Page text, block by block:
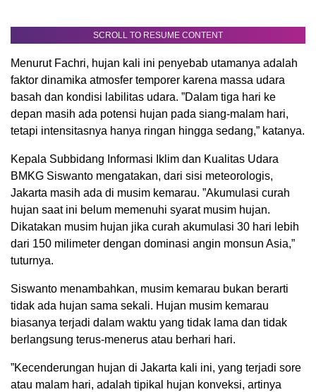
SCROLL TO RESUME CONTENT
Menurut Fachri, hujan kali ini penyebab utamanya adalah
faktor dinamika atmosfer temporer karena massa udara
basah dan kondisi labilitas udara. ”Dalam tiga hari ke
depan masih ada potensi hujan pada siang-malam hari,
tetapi intensitasnya hanya ringan hingga sedang,” katanya.
Kepala Subbidang Informasi Iklim dan Kualitas Udara
BMKG Siswanto mengatakan, dari sisi meteorologis,
Jakarta masih ada di musim kemarau. ”Akumulasi curah
hujan saat ini belum memenuhi syarat musim hujan.
Dikatakan musim hujan jika curah akumulasi 30 hari lebih
dari 150 milimeter dengan dominasi angin monsun Asia,”
tuturnya.
Siswanto menambahkan, musim kemarau bukan berarti
tidak ada hujan sama sekali. Hujan musim kemarau
biasanya terjadi dalam waktu yang tidak lama dan tidak
berlangsung terus-menerus atau berhari hari.
”Kecenderungan hujan di Jakarta kali ini, yang terjadi sore
atau malam hari, adalah tipikal hujan konveksi, artinya